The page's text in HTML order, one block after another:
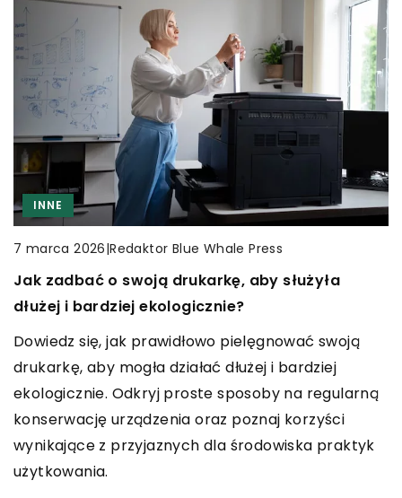
REKREACJA
Jakie korzyści przynoszą innowacyjne
rozwiązania w projektowaniu miejskich
przestrzeni dla rowerzystów?
Innowacyjne rozwiązania w projektowaniu
przestrzeni miejskich mogą znacząco poprawić
komfort i bezpieczeństwo rowerzystów, wpłynąć
na zrównoważony rozwój miast oraz zwiększyć ich
atrakcyjność jako ekologicznych przestrzeni.
INNE
7 marca 2026|Redaktor Blue Whale Press
Jak zadbać o swoją drukarkę, aby służyła
dłużej i bardziej ekologicznie?
Dowiedz się, jak prawidłowo pielęgnować swoją
drukarkę, aby mogła działać dłużej i bardziej
ekologicznie. Odkryj proste sposoby na regularną
konserwację urządzenia oraz poznaj korzyści
wynikające z przyjaznych dla środowiska praktyk
użytkowania.
CZAS WOLNY WĘDKARSTWO
5 lutego 2025|Redaktor Blue Whale Press
Czy wędkarstwo może być formą medytacji na
Odkryj, jak wędkarstwo łączy się z technikami
spokój i harmonię z naturą. Odkryj korzyści
zdrowotne i psychiczne z tej formy odpoczynku na
świeżym powietrzu.